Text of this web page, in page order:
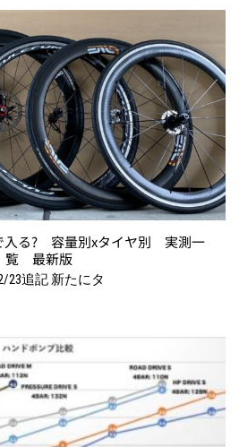
入る? 容量別xタイヤ別 実測一
覧 最新版
23追記 新たにタ